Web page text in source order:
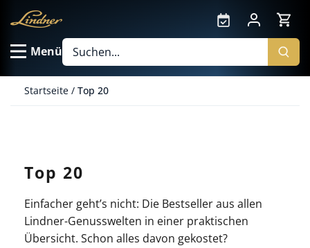
zum
Menü
Startseite / Top 20
Top 20
Einfacher geht’s nicht: Die Bestseller aus allen
Lindner-Genusswelten in einer praktischen
Übersicht. Schon alles davon gekostet?